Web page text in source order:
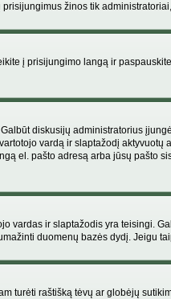
žinos tik
į prisijungimo langą ir
diskusijų administratorius
vardą ir slaptažodį
el. pašto adresą arba jūsų pašto
vardas ir slaptažodis yra teisingi.
duomenų bazės dydį. Jeigu
turėti raštišką tėvų ar globėjų